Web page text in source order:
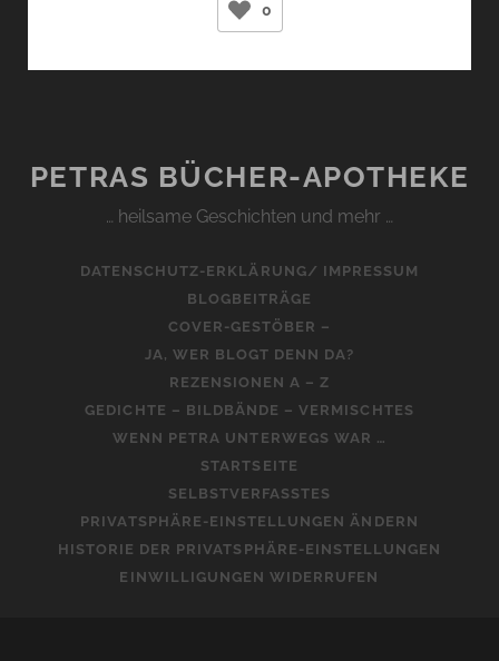
0
PETRAS BÜCHER-APOTHEKE
… heilsame Geschichten und mehr …
DATENSCHUTZ-ERKLÄRUNG/ IMPRESSUM
BLOGBEITRÄGE
COVER-GESTÖBER –
JA, WER BLOGT DENN DA?
REZENSIONEN A – Z
GEDICHTE – BILDBÄNDE – VERMISCHTES
WENN PETRA UNTERWEGS WAR …
STARTSEITE
SELBSTVERFASSTES
PRIVATSPHÄRE-EINSTELLUNGEN ÄNDERN
HISTORIE DER PRIVATSPHÄRE-EINSTELLUNGEN
EINWILLIGUNGEN WIDERRUFEN